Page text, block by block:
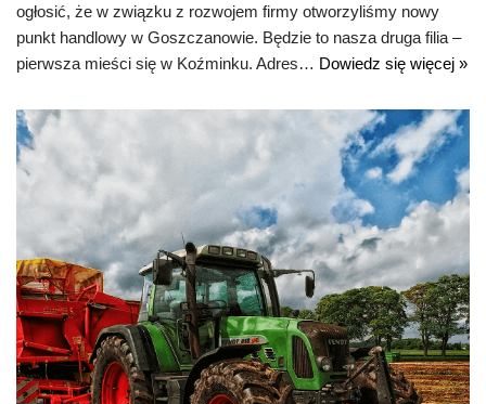
ogłosić, że w związku z rozwojem firmy otworzyliśmy nowy
punkt handlowy w Goszczanowie. Będzie to nasza druga filia –
pierwsza mieści się w Koźminku. Adres… Dowiedz się więcej »